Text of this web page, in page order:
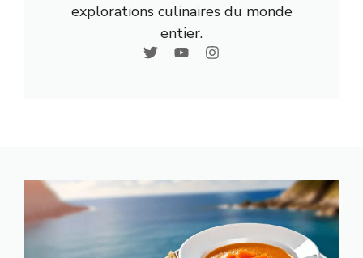
explorations culinaires du monde
entier.